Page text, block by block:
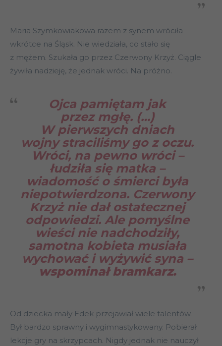
Maria Szymkowiakowa razem z synem wróciła
wkrótce na Śląsk. Nie wiedziała, co stało się
z mężem. Szukała go przez Czerwony Krzyż. Ciągle
żywiła nadzieję, że jednak wróci. Na próżno.
Ojca pamiętam jak
przez mgłę. (…)
W pierwszych dniach
wojny straciliśmy go z oczu.
Wróci, na pewno wróci –
łudziła się matka –
wiadomość o śmierci była
niepotwierdzona. Czerwony
Krzyż nie dał ostatecznej
odpowiedzi. Ale pomyślne
wieści nie nadchodziły,
samotna kobieta musiała
wychować i wyżywić syna –
wspominał bramkarz.
Od dziecka mały Edek przejawiał wiele talentów.
Był bardzo sprawny i wygimnastykowany. Pobierał
lekcje gry na skrzypcach. Nigdy jednak nie nauczył